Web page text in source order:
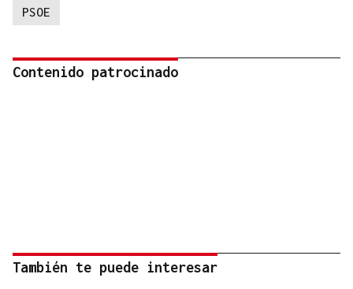
PSOE
Contenido patrocinado
También te puede interesar